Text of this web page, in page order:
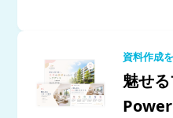
資料作成
魅せ